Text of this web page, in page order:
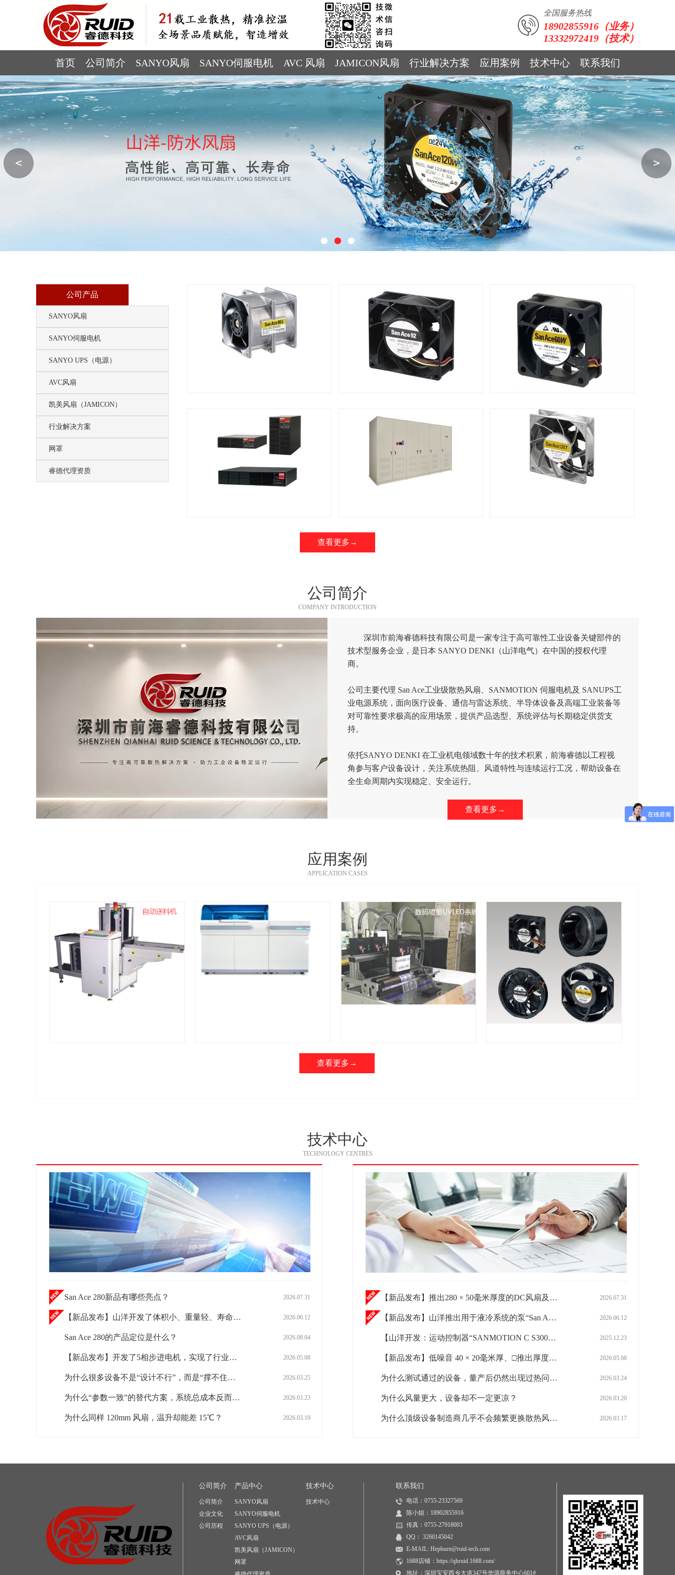
全国服务热线
18902855916（业务）
13332972419（技术）
首页 公司简介 SANYO风扇 SANYO伺服电机 AVC 风扇 JAMICON风扇 行业解决方案 应用案例 技术中心 联系我们
公司产品
SANYO风扇
SANYO伺服电机
SANYO UPS（电源）
AVC风扇
凯美风扇（JAMICON）
行业解决方案
网罩
睿德代理资质
查看更多→
公司简介
COMPANY INTRODUCTION
深圳市前海睿德科技有限公司是一家专注于高可靠性工业设备关键部件的
技术型服务企业，是日本 SANYO DENKI（山洋电气）在中国的授权代理
商。
公司主要代理 San Ace工业级散热风扇、SANMOTION 伺服电机及 SANUPS工
业电源系统，面向医疗设备、通信与雷达系统、半导体设备及高端工业装备等
对可靠性要求极高的应用场景，提供产品选型、系统评估与长期稳定供货支
持。
依托SANYO DENKI 在工业机电领域数十年的技术积累，前海睿德以工程视
角参与客户设备设计，关注系统热阻、风道特性与连续运行工况，帮助设备在
全生命周期内实现稳定、安全运行。
查看更多→
应用案例
APPLICATION CASES
查看更多→
技术中心
TECHNOLOGY CENTRES
San Ace 280新品有哪些亮点？ 2026.07.31
【新品发布】山洋开发了体积小、重量轻、寿命长的配备锂离子电池的UPS设备 2026.06.12
San Ace 280的产品定位是什么？ 2026.08.04
【新品发布】开发了5相步进电机，实现了行业领先的扭矩性能与紧凑的体积设计 2026.05.08
为什么很多设备不是“设计不行”，而是“撑不住长期运行”？ 2026.03.25
为什么“参数一致”的替代方案，系统总成本反而更高？ 2026.03.23
为什么同样 120mm 风扇，温升却能差 15℃？ 2026.03.19
【新品发布】推出280 × 50毫米厚度的DC风扇及防水风扇 2026.07.31
【新品发布】山洋推出用于液冷系统的泵“San Ace Pump” 2026.06.12
【山洋开发：运动控制器“SANMOTION C S300”，实现高性能、高扩张性、强化安全功能】 2025.12.23
【新品发布】低噪音 40 × 20毫米厚、□推出厚度为40×28毫米的DC风扇产品 2026.05.08
为什么测试通过的设备，量产后仍然出现过热问题？ 2026.03.24
为什么风量更大，设备却不一定更凉？ 2026.03.20
为什么顶级设备制造商几乎不会频繁更换散热风扇品牌？ 2026.03.17
公司简介
公司简介
企业文化
公司历程
产品中心
SANYO风扇
SANYO伺服电机
SANYO UPS（电源）
AVC风扇
凯美风扇（JAMICON）
网罩
技术中心
技术中心
联系我们
电话：0755-23327569
陈小姐：18902855916
传真：0755-27918003
QQ： 3260145042
E-MAIL: Hepburn@ruid-tech.com
1688店铺：https://qhruid.1688.com/
地址：深圳宝安西乡大道347号华源商务中心601#